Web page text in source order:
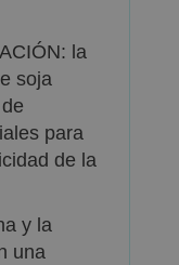
la
soja
para
de la
y la
una